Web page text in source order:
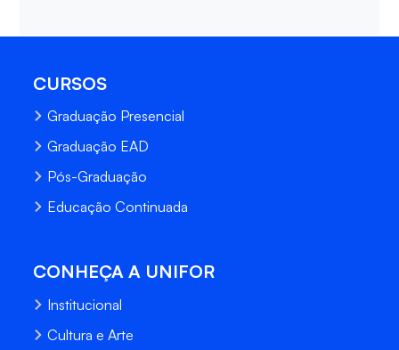
CURSOS
Graduação Presencial
Graduação EAD
Pós-Graduação
Educação Continuada
CONHEÇA A UNIFOR
Institucional
Cultura e Arte